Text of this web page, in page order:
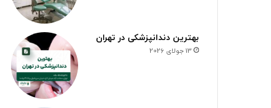
بهترین دندانپزشکی در تهران
13 جولای 2026